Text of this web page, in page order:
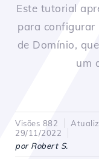
Este tutorial
para
de Domínio,
um
Visões 882
29/11/2022
por Robert S.